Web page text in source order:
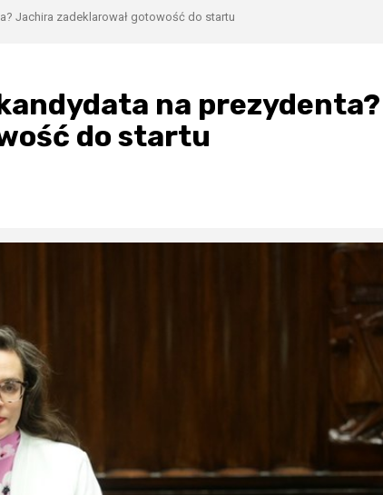
Jachira zadeklarował gotowość do startu
na prezydenta?
do startu